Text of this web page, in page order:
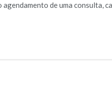
de uma consulta,